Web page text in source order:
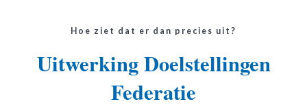
Hoe ziet dat er dan precies uit?
Uitwerking Doelstellingen
Federatie